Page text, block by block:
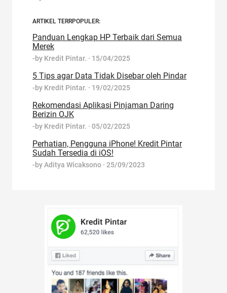
ARTIKEL TERRPOPULER:
Panduan Lengkap HP Terbaik dari Semua
Merek
-by Kredit Pintar. · 15/04/2025
5 Tips agar Data Tidak Disebar oleh Pindar
-by Kredit Pintar. · 19/02/2025
Rekomendasi Aplikasi Pinjaman Daring
Berizin OJK
-by Kredit Pintar. · 05/02/2025
Perhatian, Pengguna iPhone! Kredit Pintar
Sudah Tersedia di iOS!
-byAditya Wicaksono · 25/09/2023